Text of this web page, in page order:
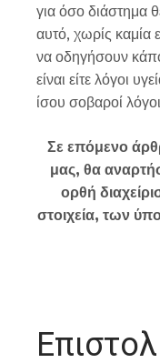
για όσο διάστημα
αυτό, χωρίς
να οδηγήσουν
είναι είτε λόγοι
ίσου σοβαροί
Σε επόμενο
μας, θα
ορθή
στοιχεία, των